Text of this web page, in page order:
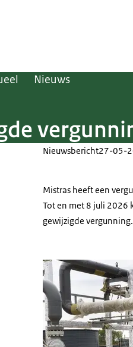
Nieuws
Nieuwsbericht27-05-
Mistras heeft een
Tot en met 8 juli 2026
gewijzigde vergunning.